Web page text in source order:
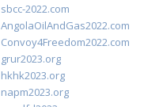
sbcc-2022.com
AngolaOilAndGas2022.com
Convoy4Freedom2022.com
grur2023.org
hkhk2023.org
napm2023.org